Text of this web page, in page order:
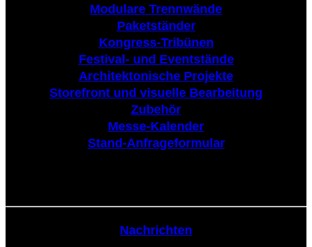
Modulare Trennwände
Paketständer
Kongress-Tribünen
Festival- und Eventstände
Architektonische Projekte
Storefront und visuelle Bearbeitung
Zubehör
Messe-Kalender
Stand-Anfrageformular
Nachrichten